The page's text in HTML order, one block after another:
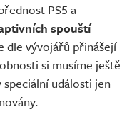
PS5 a
spouští
dle vývojářů přinášejí
si musíme ještě
události jen